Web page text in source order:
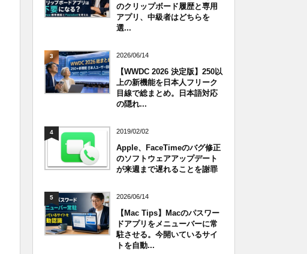
のクリップボード履歴と専用
アプリ、中級者はどちらを
選...
3 2026/06/14
【WWDC 2026 決定版】250以
上の新機能を日本人フリーク
目線で総まとめ。日本語対応
の隠れ...
4 2019/02/02
Apple、FaceTimeのバグ修正
のソフトウェアアップデート
が来週まで遅れることを謝罪
5 2026/06/14
【Mac Tips】Macのパスワー
ドアプリをメニューバーに常
駐させる。今開いているサイ
トを自動...